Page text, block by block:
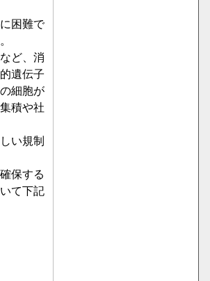
困難で
ど、消
遺伝子
細胞が
積や社
い規制
保する
て下記